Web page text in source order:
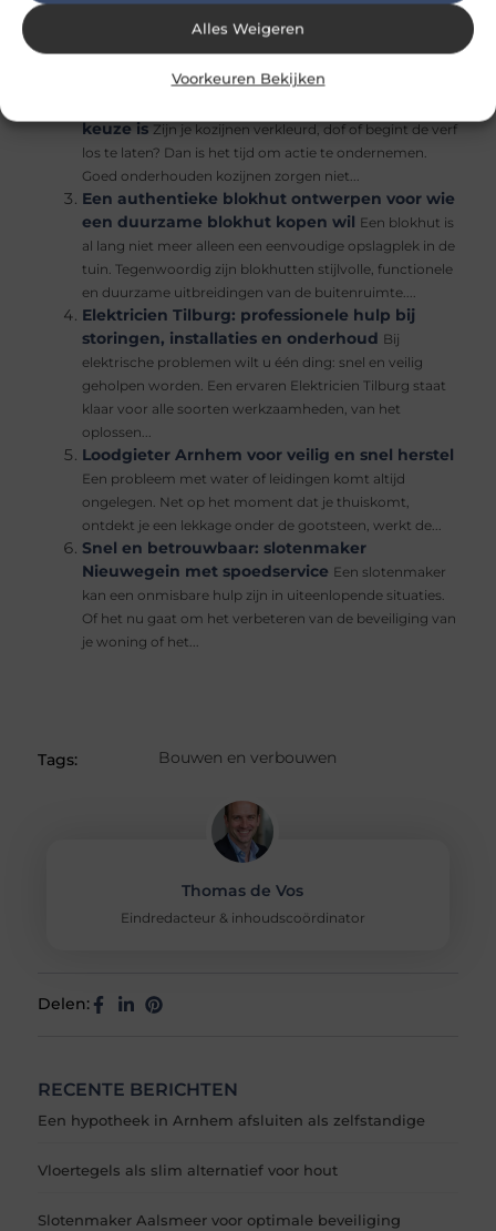
Alles Weigeren
Voorkeuren Bekijken
vroeg of laat te maken met loodgietersproblemen. Denk
of een cv-ketel die het...
keuze is Zijn je kozijnen verkleurd, dof of begint de verf
los te laten? Dan is het tijd om actie te ondernemen.
Goed onderhouden kozijnen zorgen niet...
Een authentieke blokhut ontwerpen voor wie
een duurzame blokhut kopen wil Een blokhut is
al lang niet meer alleen een eenvoudige opslagplek in de
tuin. Tegenwoordig zijn blokhutten stijlvolle, functionele
en duurzame uitbreidingen van de buitenruimte....
Elektricien Tilburg: professionele hulp bij
storingen, installaties en onderhoud Bij
elektrische problemen wilt u één ding: snel en veilig
geholpen worden. Een ervaren Elektricien Tilburg staat
klaar voor alle soorten werkzaamheden, van het
oplossen...
Loodgieter Arnhem voor veilig en snel herstel
Een probleem met water of leidingen komt altijd
ongelegen. Net op het moment dat je thuiskomt,
ontdekt je een lekkage onder de gootsteen, werkt de...
Snel en betrouwbaar: slotenmaker
Nieuwegein met spoedservice Een slotenmaker
kan een onmisbare hulp zijn in uiteenlopende situaties.
Of het nu gaat om het verbeteren van de beveiliging van
je woning of het...
Tags: Bouwen en verbouwen
Thomas de Vos
Eindredacteur & inhoudscoördinator
Delen:
RECENTE BERICHTEN
Een hypotheek in Arnhem afsluiten als zelfstandige
Vloertegels als slim alternatief voor hout
Slotenmaker Aalsmeer voor optimale beveiliging